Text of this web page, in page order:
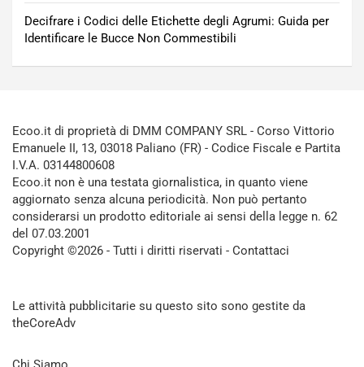
Decifrare i Codici delle Etichette degli Agrumi: Guida per
Identificare le Bucce Non Commestibili
Ecoo.it di proprietà di DMM COMPANY SRL - Corso Vittorio
Emanuele II, 13, 03018 Paliano (FR) - Codice Fiscale e Partita
I.V.A. 03144800608
Ecoo.it non è una testata giornalistica, in quanto viene
aggiornato senza alcuna periodicità. Non può pertanto
considerarsi un prodotto editoriale ai sensi della legge n. 62
del 07.03.2001
Copyright ©2026 - Tutti i diritti riservati - Contattaci
Le attività pubblicitarie su questo sito sono gestite da
theCoreAdv